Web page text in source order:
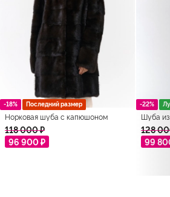
-18% Последний размер
Норковая шуба с капюшоном
118 000 ₽
96 900 ₽
-22%
Шуба
128
99